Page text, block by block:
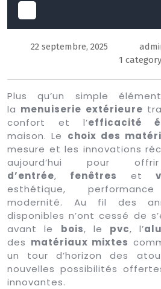
Open
Button
22 septembre, 2025
1 category
Plus qu’un simple
la menuiserie extérieure
confort et l’efficacité
maison. Le choix des
mesure et les innovations
aujourd’hui pour
d’entrée, fenêtres et
esthétique,
modernité. Au fil des
disponibles n’ont cessé de
avant le bois, le pvc, l’
des matériaux mixtes
un tour d’horizon des
nouvelles possibilités
innovantes.